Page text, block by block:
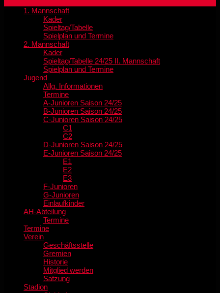
1. Mannschaft
Kader
Spieltag/Tabelle
Spielplan und Termine
2. Mannschaft
Kader
Spieltag/Tabelle 24/25 II. Mannschaft
Spielplan und Termine
Jugend
Allg. Informationen
Termine
A-Junioren Saison 24/25
B-Junioren Saison 24/25
C-Junioren Saison 24/25
C1
C2
D-Junioren Saison 24/25
E-Junioren Saison 24/25
E1
E2
E3
F-Junioren
G-Junioren
Einlaufkinder
AH-Abteilung
Termine
Termine
Verein
Geschäftsstelle
Gremien
Historie
Mitglied werden
Satzung
Stadion